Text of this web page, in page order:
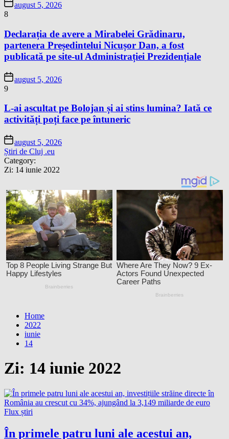
august 5, 2026
8
Declarația de avere a Mirabelei Grădinaru,
partenera Președintelui Nicușor Dan, a fost
publicată pe site-ul Administrației Prezidențiale
august 5, 2026
9
L-ai ascultat pe Bolojan și ai stins lumina? Iată ce
activități poți face pe întuneric
august 5, 2026
Știri de Cluj .eu
Category:
Zi: 14 iunie 2022
Home
2022
iunie
14
Zi: 14 iunie 2022
Flux știri
În primele patru luni ale acestui an,